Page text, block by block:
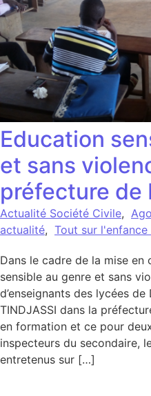
Education
et sans
préfecture de
Actualité Société Civile,
actualité, Tout sur l'enfance
Dans le cadre de la mise
sensible au genre et sans
d’enseignants des lycées de
TINDJASSI dans la
en formation et ce pour
inspecteurs du secondaire,
entretenus sur […]